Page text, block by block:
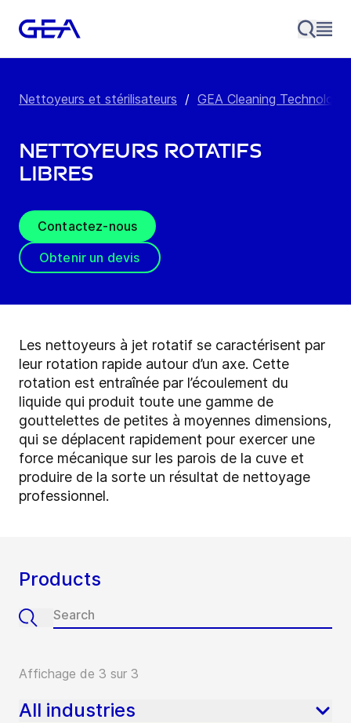
Nettoyeurs et stérilisateurs / GEA Cleaning Technology
Nettoyeurs rotatifs
libres
Contactez-nous
Obtenir un devis
Les nettoyeurs à jet rotatif se caractérisent par
leur rotation rapide autour d’un axe. Cette
rotation est entraînée par l’écoulement du
liquide qui produit toute une gamme de
gouttelettes de petites à moyennes dimensions,
qui se déplacent rapidement pour exercer une
force mécanique sur les parois de la cuve et
produire de la sorte un résultat de nettoyage
professionnel.
Products
Affichage de 3 sur 3
All industries